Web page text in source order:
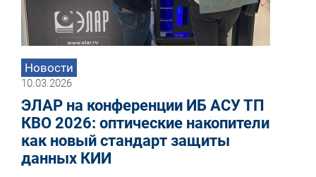
Новости
10.03.2026
ЭЛАР на конференции ИБ АСУ ТП
КВО 2026: оптические накопители
как новый стандарт защиты
данных КИИ